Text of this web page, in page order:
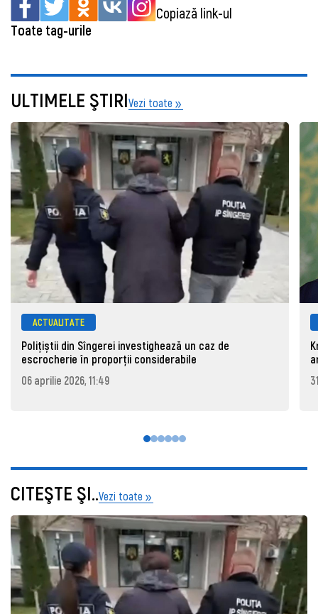
Copiază link-ul
Toate tag-urile
ULTIMELE ŞTIRIVezi toate
ACTUALITATE
Polițiștii din Sîngerei investighează un caz de
escrocherie în proporții considerabile
06 aprilie 2026, 11:49
CITEŞTE ŞI..Vezi toate